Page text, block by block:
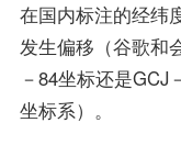
在国内标注的经纬
发生偏移（谷歌和
－84坐标还是GCJ
坐标系）。